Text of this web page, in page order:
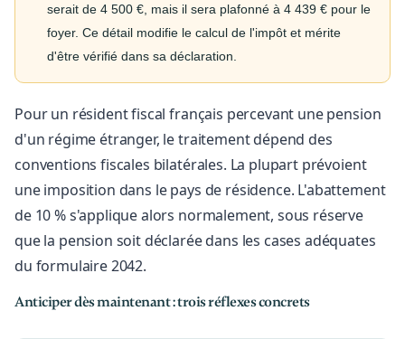
serait de 4 500 €, mais il sera plafonné à 4 439 € pour le
foyer. Ce détail modifie le calcul de l'impôt et mérite
d'être vérifié dans sa déclaration.
Pour un résident fiscal français percevant une pension
d'un régime étranger, le traitement dépend des
conventions fiscales bilatérales. La plupart prévoient
une imposition dans le pays de résidence. L'abattement
de 10 % s'applique alors normalement, sous réserve
que la pension soit déclarée dans les cases adéquates
du formulaire 2042.
Anticiper dès maintenant : trois réflexes concrets